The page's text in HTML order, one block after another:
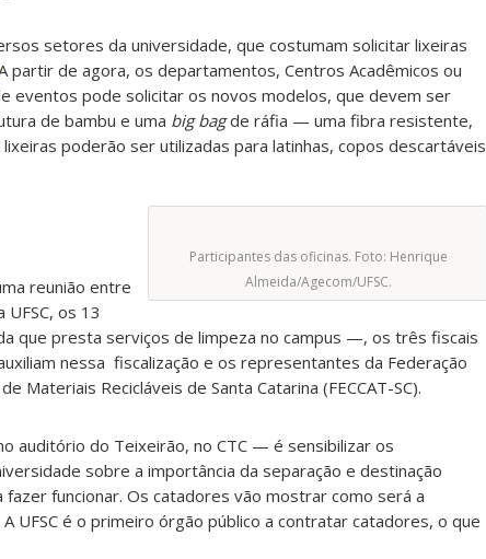
setores da universidade, que costumam solicitar lixeiras
partir de agora, os departamentos, Centros Acadêmicos ou
eventos pode solicitar os novos modelos, que devem ser
de bambu e uma big bagde ráfia — uma fibra resistente,
poderão ser utilizadas para latinhas, copos descartáveis
Participantes das oficinas. Foto: Henrique
Almeida/Agecom/UFSC.
reunião entre
os 13
que presta serviços de limpeza no campus —, os três fiscais
nessa fiscalização e os representantes da Federação
Materiais Recicláveis de Santa Catarina (FECCAT-SC).
auditório do Teixeirão, no CTC — é sensibilizar os
sobre a importância da separação e destinação
fazer funcionar. Os catadores vão mostrar como será a
A UFSC é o primeiro órgão público a contratar catadores, o que